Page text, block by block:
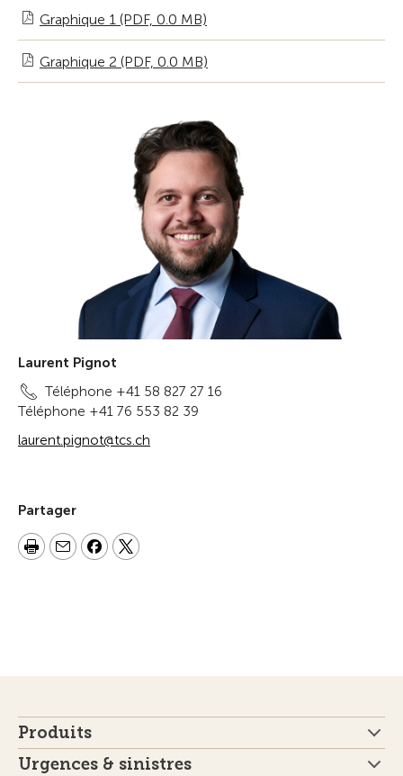
Graphique 1 (PDF, 0.0 MB)
Graphique 2 (PDF, 0.0 MB)
Laurent Pignot
Téléphone +41 58 827 27 16
Téléphone +41 76 553 82 39
laurent.pignot@tcs.ch
Partager
Produits
Urgences & sinistres